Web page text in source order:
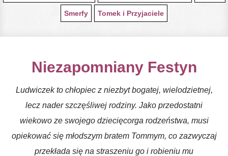
Smerfy Tomek i Przyjaciele
Niezapomniany Festyn
Ludwiczek to chłopiec z niezbyt bogatej, wielodzietnej,
lecz nader szczęśliwej rodziny. Jako przedostatni
wiekowo ze swojego dziecięcorga rodzeństwa, musi
opiekować się młodszym bratem Tommym, co zazwyczaj
przekłada się na straszeniu go i robieniu mu